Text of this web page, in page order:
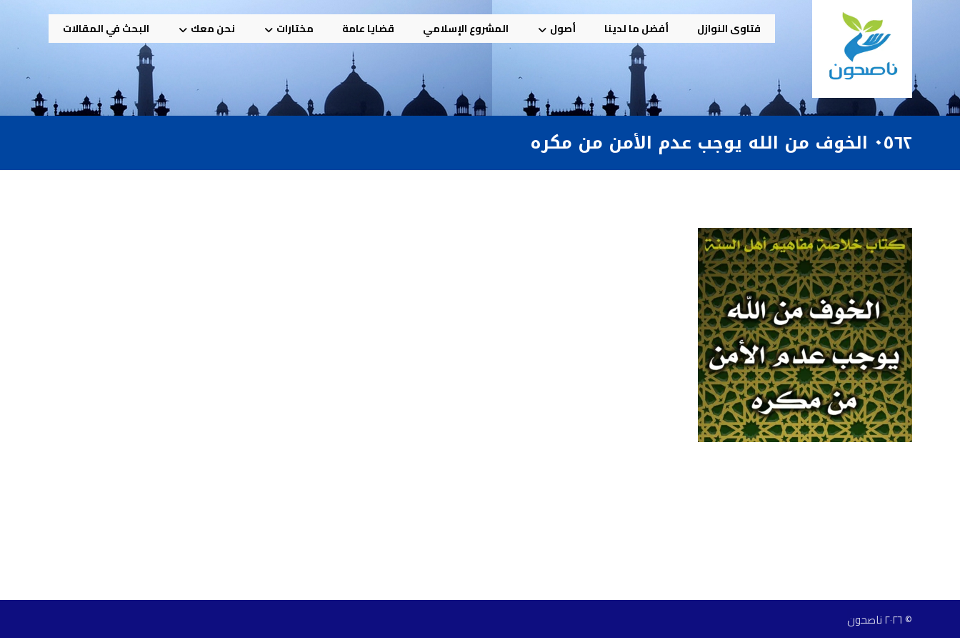
فتاوى النوازل أفضل ما لدينا أصول المشروع الإسلامي قضايا عامة مختارات نحن معك البحث في المقالات
٠٥٦٢ الخوف من الله يوجب عدم الأمن من مكره
© ٢٠٢٦ ناصحون